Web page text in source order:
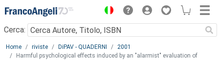
Menu
Cerca:
Main content
Home riviste DiPAV - QUADERNI
2001
Harmful psychological effects induced by an "alarmist" evaluation of